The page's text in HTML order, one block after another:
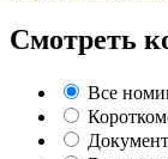
Смотреть
Все